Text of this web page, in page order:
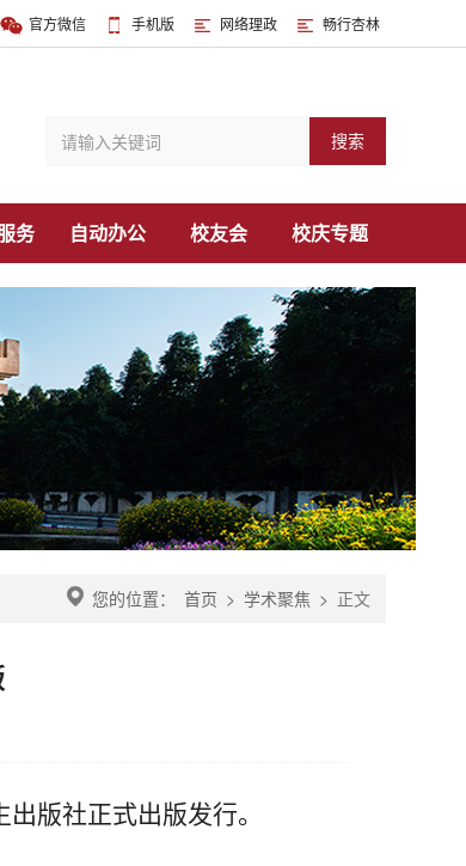
官方微信 手机版 网络理政 畅行杏林
搜索
务 自动办公 校友会 校庆专题
您的位置： 首页 > 学术聚焦 > 正文
版社正式出版发行。